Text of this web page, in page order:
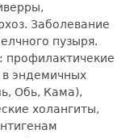
Заболевание
пузыря.
профилактичекие
эндемичных
Обь, Кама),
холангиты,